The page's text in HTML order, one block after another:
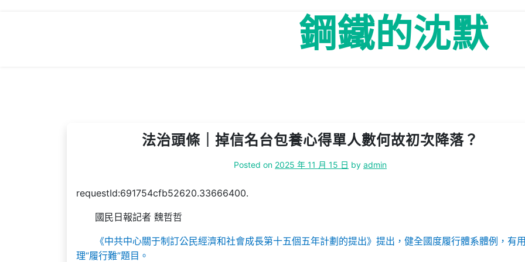
鋼鐵的沈默
法治頭條｜掉信名台包養心得單人數何故初次降落？
Posted on 2025 年 11 月 15 日 by admin
requestId:691754cfb52620.33666400.
國民日報記者 魏哲哲
《中共中心關于制訂公民經濟和社會成長第十五個五年計劃的提出》提出，健全國度履行體系體例，有
理“履行難”題目。